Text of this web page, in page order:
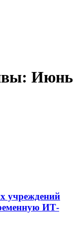
Июнь
учреждений
ИТ-